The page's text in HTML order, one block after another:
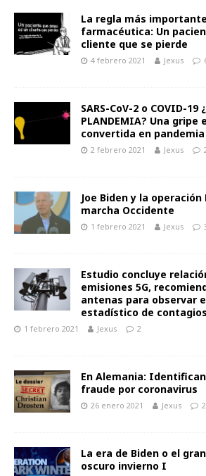
La regla más
farmacéutica: Un
cliente que se pierde
4 febrero 2021 Jexus
SARS-CoV-2 o COVID-19
PLANDEMIA? Una gripe
convertida en
2 febrero 2021 Jexus
Joe Biden y la
marcha Occidente
1 febrero 2021 Jexus
Estudio concluye
emisiones 5G,
antenas para observar
estadístico de contagios
1 febrero 2021 Jexus 2
En Alemania:
fraude por coronavirus
26 enero 2021 Jexus 2
La era de Biden o el
oscuro invierno I